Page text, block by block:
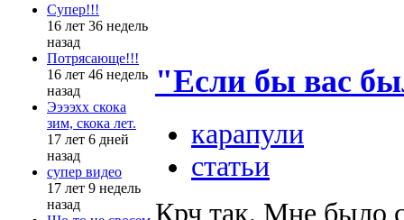
Супер!!!
16 лет 36 недель
назад
Потрясающе!!!
16 лет 46 недель
назад
Ээээхх скока
зим, скока лет.
17 лет 6 дней
назад
супер видео
17 лет 9 недель
назад
"Если бы вас
карапули
статьи
Крч так. Мне было